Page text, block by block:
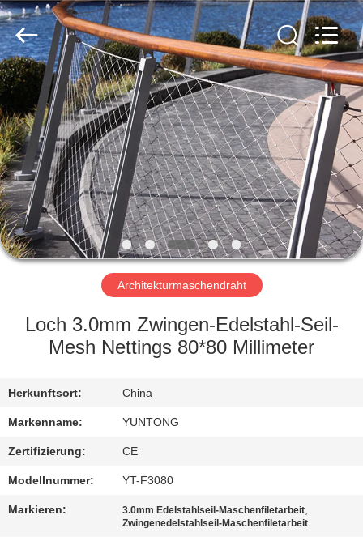
HAUS
PRODUKTE
ÜBER
UNS
FABRIK-
AUSFLUG
QUALITÄTSKONTROLLE
TRETEN
SIE
MIT
UNS
IN
VERBINDUNG
Metal
Wire
Mesh
Co.,Ltd.
All
Rights
Reserved.
Architekturmaschendraht
Loch 3.0mm Zwingen-Edelstahl-Seil-
Mesh Nettings 80*80 Millimeter
Herkunftsort: China
Markenname: YUNTONG
Zertifizierung: CE
Modellnummer: YT-F3080
Markieren: 3.0mm Edelstahlseil-Maschenfiletarbeit,
Zwingenedelstahlseil-Maschenfiletarbeit